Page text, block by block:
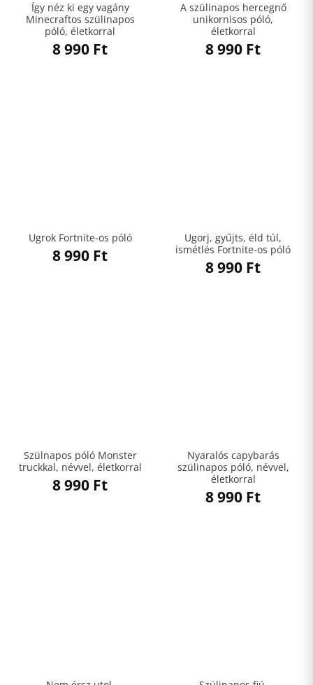
Így néz ki egy vagány
Minecraftos szülinapos
póló, életkorral
8 990 Ft
A szülinapos hercegnő
unikornisos póló,
életkorral
8 990 Ft
Ugrok Fortnite-os póló
8 990 Ft
Ugorj, gyűjts, éld túl,
ismétlés Fortnite-os póló
8 990 Ft
Szülnapos póló Monster
truckkal, névvel, életkorral
8 990 Ft
Nyaralós capybarás
szülinapos póló, névvel,
életkorral
8 990 Ft